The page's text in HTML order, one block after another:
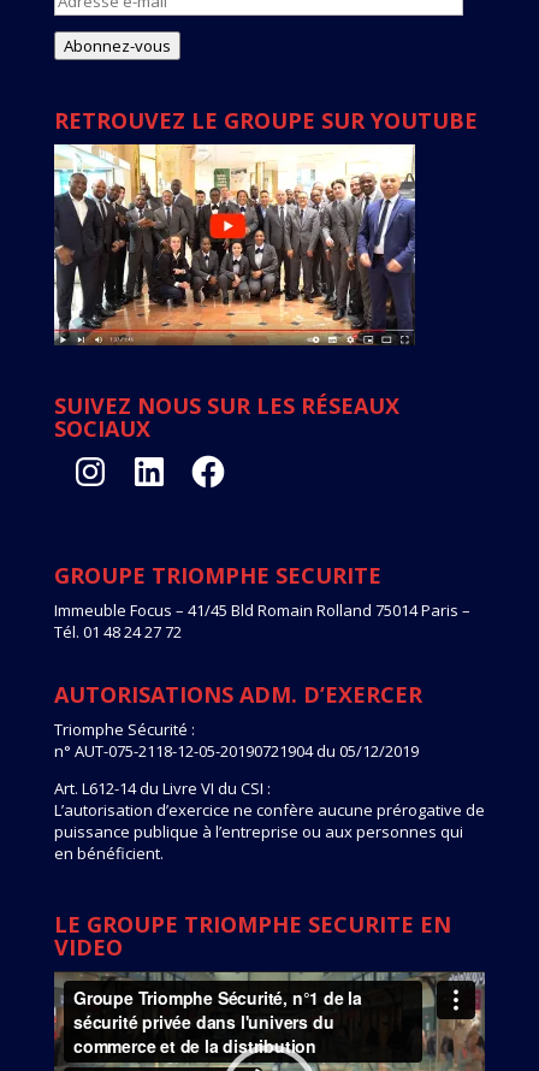
e-
mail
Abonnez-vous
RETROUVEZ LE GROUPE SUR YOUTUBE
SUIVEZ NOUS SUR LES RÉSEAUX
SOCIAUX
InstagramLinkedIn Facebook
GROUPE TRIOMPHE SECURITE
Immeuble Focus – 41/45 Bld Romain Rolland 75014 Paris –
Tél. 01 48 24 27 72
AUTORISATIONS ADM. D’EXERCER
Triomphe Sécurité :
n° AUT-075-2118-12-05-20190721904 du 05/12/2019
Art. L612-14 du Livre VI du CSI :
L’autorisation d’exercice ne confère aucune prérogative de
puissance publique à l’entreprise ou aux personnes qui
en bénéficient.
LE GROUPE TRIOMPHE SECURITE EN
VIDEO
Lecteur
vidéo